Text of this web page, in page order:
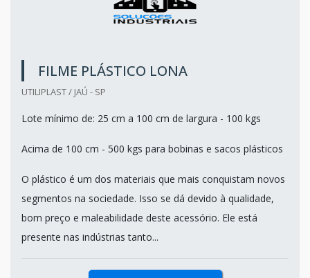
FILME PLÁSTICO LONA
UTILIPLAST / JAÚ - SP
Lote mínimo de: 25 cm a 100 cm de largura - 100 kgs
Acima de 100 cm - 500 kgs para bobinas e sacos plásticos
O plástico é um dos materiais que mais conquistam novos
segmentos na sociedade. Isso se dá devido à qualidade,
bom preço e maleabilidade deste acessório. Ele está
presente nas indústrias tanto...